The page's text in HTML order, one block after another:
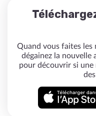
Quand vous faites les
dégainez la
pour découvrir si une